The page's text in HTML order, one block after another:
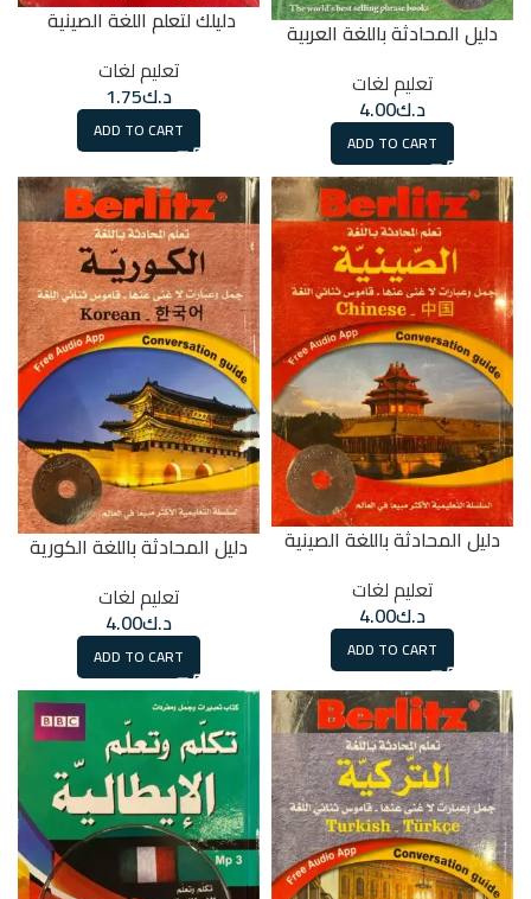
دليل المحادثة باللغة العربية
تعليم لغات
د.ك4.00
ADD TO CART
دليلك لتعلم اللغة الصينية
تعليم لغات
د.ك1.75
ADD TO CART
دليل المحادثة باللغة الصينية
تعليم لغات
د.ك4.00
ADD TO CART
دليل المحادثة باللغة الكورية
تعليم لغات
د.ك4.00
ADD TO CART